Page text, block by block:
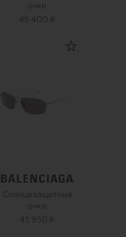
очки
46 400 ₽
Солнцезащитные
очки
45 950 ₽